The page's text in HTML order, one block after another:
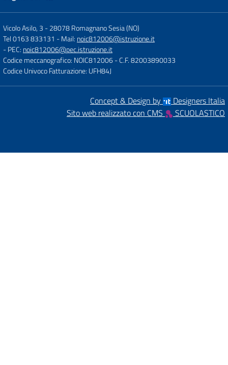
Vicolo Asilo, 3 -28078 Romagnano Sesia (NO)
Tel 0163 833131 - Mail: noic812006@istruzione.it
- PEC: noic812006@pec.istruzione.it
Codice meccanografico: NOIC812006- C.F. 82003890033
Codice Univoco Fatturazione: UFH84J
Concept & Design by
Designers Italia
Sito web realizzato con CMS
SCUOLASTICO